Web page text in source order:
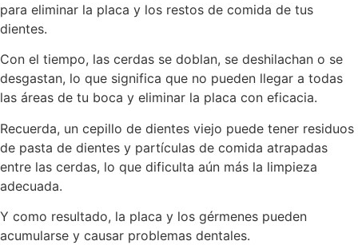
para eliminar la placa y los restos de comida de tus
dientes.
Con el tiempo, las cerdas se doblan, se deshilachan o se
desgastan, lo que significa que no pueden llegar a todas
las áreas de tu boca y eliminar la placa con eficacia.
Recuerda, un cepillo de dientes viejo puede tener residuos
de pasta de dientes y partículas de comida atrapadas
entre las cerdas, lo que dificulta aún más la limpieza
adecuada.
Y como resultado, la placa y los gérmenes pueden
acumularse y causar problemas dentales.